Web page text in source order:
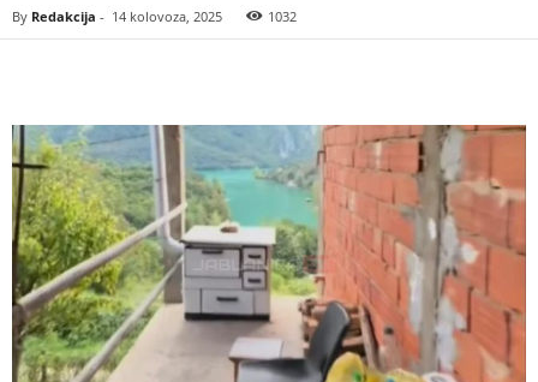
By Redakcija - 14 kolovoza, 2025 1032